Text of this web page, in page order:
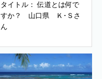
タイトル： 伝道とは何で
すか？ 山口県 Ｋ･Ｓさ
ん